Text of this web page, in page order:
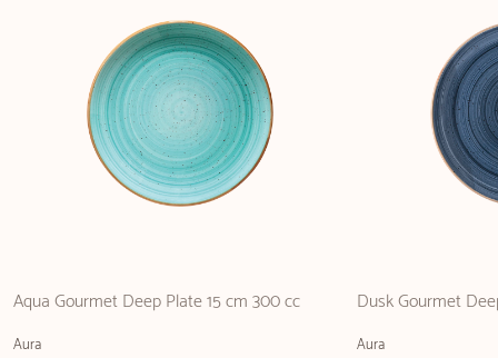
Aqua Gourmet Deep Plate 15 cm 300 cc
Aura
Dusk Gourmet
Aura